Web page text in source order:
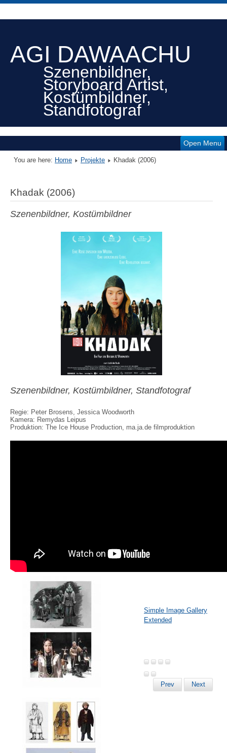
AGI DAWAACHU
Szenenbildner,
Storyboard Artist,
Kostümbildner,
Standfotograf
Open Menu
You are here: Home Projekte Khadak (2006)
Khadak (2006)
Szenenbildner, Kostümbildner
Szenenbildner, Kostümbildner, Standfotograf
Regie: Peter Brosens, Jessica Woodworth
Kamera: Remydas Leipus
Produktion: The Ice House Production, ma.ja.de filmproduktion
Simple Image Gallery
Extended
Prev Next